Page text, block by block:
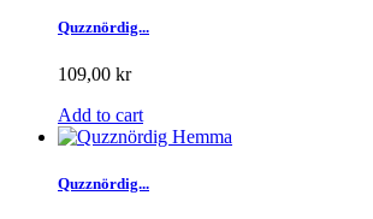
Quzznördig...
109,00 kr
Add to cart
Quzznördig...